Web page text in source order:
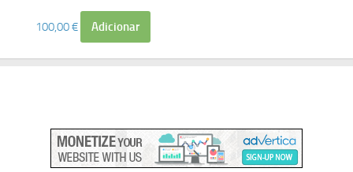
100,00€ Adicionar